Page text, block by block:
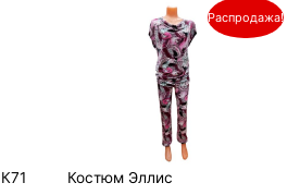
Распродажа!
Костюм Эллис
Первоначальная
составляла
Текущая
цена:
600₽.